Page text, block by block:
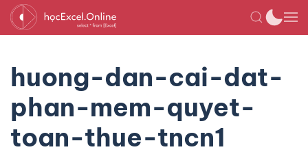
huong-dan-cai-dat-
phan-mem-quyet-
toan-thue-tncn1